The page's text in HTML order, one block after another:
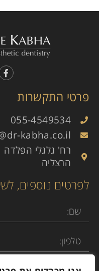
לפרטים נוספים,
פרטי התקשרות
055-4549534
kabha.co.il
הרצליה